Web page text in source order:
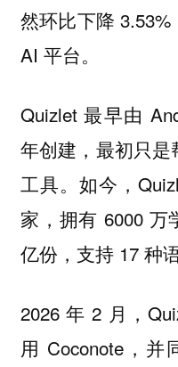
然环比下降
AI 平台。
Quizlet 最早由
年创建，最初只
工具。如今，
家，拥有 6000
亿份，支持 17 种语
2026 年 2 月，
用 Coconote，